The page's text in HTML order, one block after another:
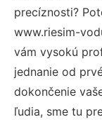
precíznosti?
www.riesim-
vám vysokú
jednanie od
dokončenie
ľudia, sme tu